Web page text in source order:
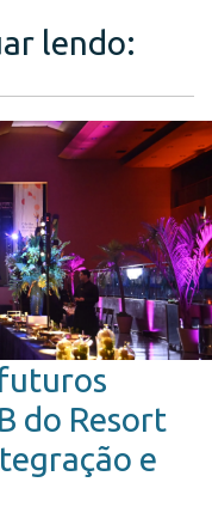
lendo:
do Resort
e